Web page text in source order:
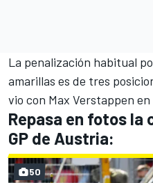
La penalización habitual
amarillas es de tres
vio con Max Verstappen en
Repasa en fotos la
GP de Austria:
50